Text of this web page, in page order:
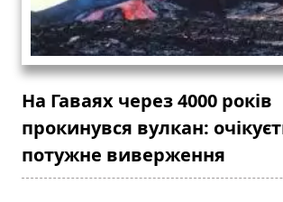
На Гаваях через 4000 років
прокинувся вулкан:
потужне виверження